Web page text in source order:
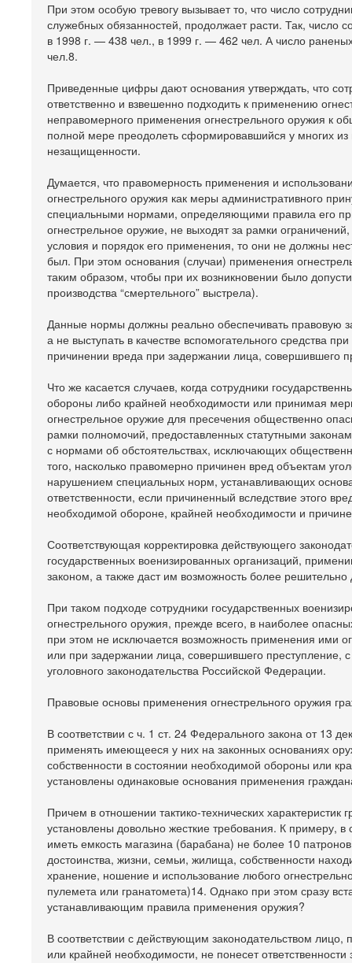
При этом особую тревогу вызывает то, что число
служебных обязанностей, продолжает расти. Так, число
в 1998 г. — 438 чел., в 1999 г. — 462 чел. А число
чел.8.
Приведенные цифры дают основания утверждать, что
ответственно и взвешенно подходить к применению
неправомерного применения огнестрельного оружия к
полной мере преодолеть сформировавшийся у многих
незащищенности.
Думается, что правомерность применения и
огнестрельного оружия как меры административного
специальными нормами, определяющими правила его
огнестрельное оружие, не выходят за рамки
условия и порядок его применения, то они не должны
был. При этом основания (случаи) применения
таким образом, чтобы при их возникновении было
производства “смертельного” выстрела).
Данные нормы должны реально обеспечивать правовую
а не выступать в качестве вспомогательного средства
причинении вреда при задержании лица, совершившего
Что же касается случаев, когда сотрудники
обороны либо крайней необходимости или принимая
огнестрельное оружие для пресечения общественно
рамки полномочий, предоставленных статутными
с нормами об обстоятельствах, исключающих
того, насколько правомерно причинен вред объектам
нарушением специальных норм, устанавливающих
ответственности, если причиненный вследствие этого
необходимой обороне, крайней необходимости и
Соответствующая корректировка действующего
государственных военизированных организаций,
законом, а также даст им возможность более
При таком подходе сотрудники государственных
огнестрельного оружия, прежде всего, в наиболее
при этом не исключается возможность применения ими
или при задержании лица, совершившего
уголовного законодательства Российской Федерации.
Правовые основы применения огнестрельного оружия
В соответствии с ч. 1 ст. 24 Федерального закона от 13
применять имеющееся у них на законных основаниях
собственности в состоянии необходимой обороны или
установлены одинаковые основания применения
Причем в отношении тактико-технических
установлены довольно жесткие требования. К примеру,
иметь емкость магазина (барабана) не более 10
достоинства, жизни, семьи, жилища, собственности
хранение, ношение и использование любого
пулемета или гранатомета)14. Однако при этом сразу
устанавливающим правила применения оружия?
В соответствии с действующим законодательством
или крайней необходимости, не понесет